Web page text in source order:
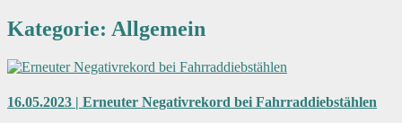
Kategorie: Allgemein
16.05.2023 | Erneuter Negativrekord bei Fahrraddiebstählen